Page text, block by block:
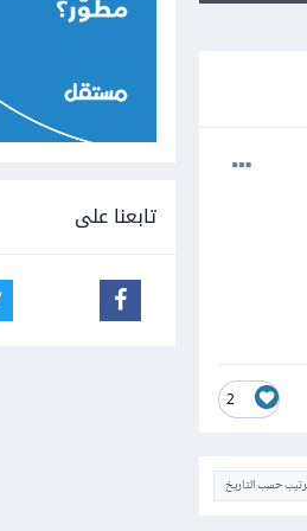
2
حسب التاريخ
تابعنا على